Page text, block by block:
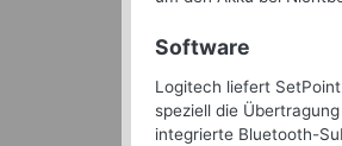
Software
Logitech liefert
speziell die
integrierte Bluetooth-